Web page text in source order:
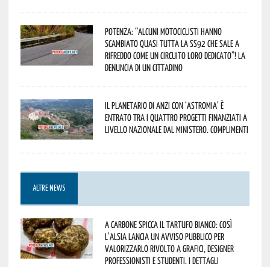
Potenza: “alcuni motociclisti hanno
scambiato quasi tutta la SS92 che sale a
Rifreddo come un circuito loro dedicato”! La
denuncia di un cittadino
Il Planetario di Anzi con ‘Astromia’ è
entrato tra i quattro progetti finanziati a
livello nazionale dal Ministero. Complimenti
ALTRE NEWS
A Carbone spicca il tartufo bianco: così
l’Alsia lancia un avviso pubblico per
valorizzarlo rivolto a grafici, designer
professionisti e studenti. I dettagli